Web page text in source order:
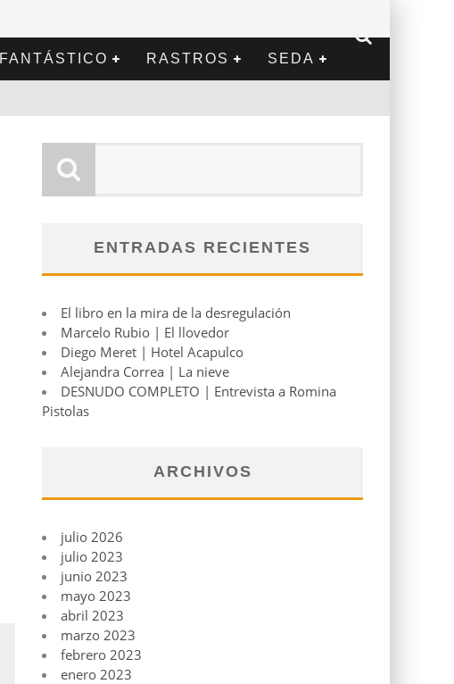
FANTÁSTICO RASTROS SEDA
ENTRADAS RECIENTES
El libro en la mira de la desregulación
Marcelo Rubio | El llovedor
Diego Meret | Hotel Acapulco
Alejandra Correa | La nieve
DESNUDO COMPLETO | Entrevista a Romina
Pistolas
ARCHIVOS
julio 2026
julio 2023
junio 2023
mayo 2023
abril 2023
marzo 2023
febrero 2023
enero 2023